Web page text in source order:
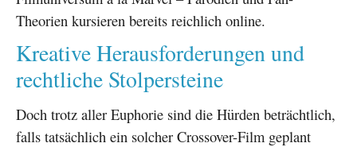
Theorien kursieren bereits reichlich online.
Kreative Herausforderungen und
rechtliche Stolpersteine
Doch trotz aller Euphorie sind die Hürden beträchtlich,
falls tatsächlich ein solcher Crossover-Film geplant